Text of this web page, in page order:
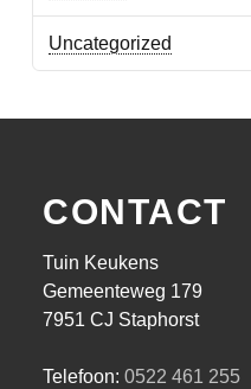
Uncategorized
CONTACT
Tuin Keukens
Gemeenteweg 179
7951 CJ Staphorst
Telefoon: 0522 461 255